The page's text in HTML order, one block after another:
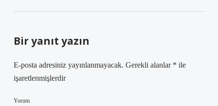
Bir yanıt yazın
E-posta adresiniz yayınlanmayacak. Gerekli alanlar * ile
işaretlenmişlerdir
Yorum